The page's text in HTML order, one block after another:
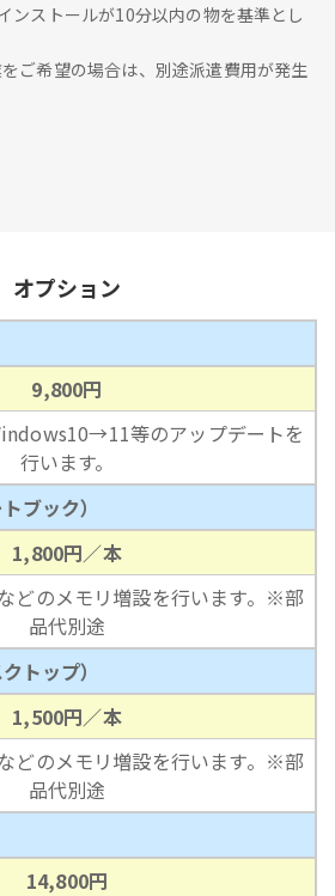
ンストールが10分以内の物を基準とし
ご希望の場合は、別途派遣費用が発生
オプション
9,800円
等のアップデートを
行います。
ブック）
1,800円／本
どのメモリ増設を行います。※部
品代別途
トップ）
1,500円／本
どのメモリ増設を行います。※部
品代別途
14,800円